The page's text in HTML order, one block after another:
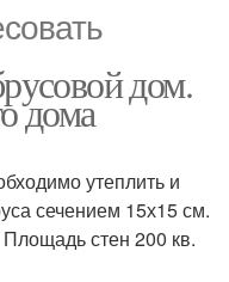
дом.
дома
утеплить и
сечением 15х15 см.
стен 200 кв.